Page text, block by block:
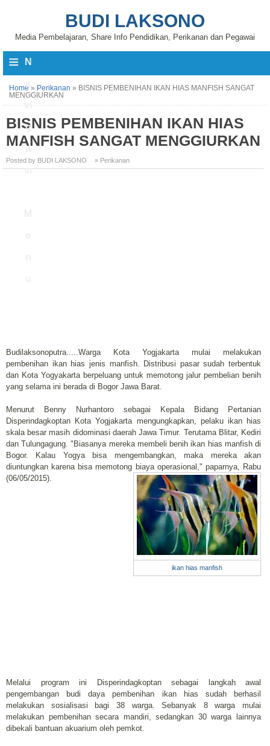
BUDI LAKSONO
Media Pembelajaran, Share Info Pendidikan, Perikanan dan Pegawai
≡ N
vi
g
a
si
Home » Perikanan » BISNIS PEMBENIHAN IKAN HIAS MANFISH SANGAT
MENGGIURKAN
BISNIS PEMBENIHAN IKAN HIAS
MANFISH SANGAT MENGGIURKAN
Posted by BUDI LAKSONO » Perikanan
Budilaksonoputra.....Warga Kota Yogjakarta mulai melakukan
pembenihan ikan hias jenis manfish. Distribusi pasar sudah terbentuk
dan Kota Yogyakarta berpeluang untuk memotong jalur pembelian benih
yang selama ini berada di Bogor Jawa Barat.
Menurut Benny Nurhantoro sebagai Kepala Bidang Pertanian
Disperindagkoptan Kota Yogjakarta mengungkapkan, pelaku ikan hias
skala besar masih didominasi daerah Jawa Timur. Terutama Blitar, Kediri
dan Tulungagung. "Biasanya mereka membeli benih ikan hias manfish di
Bogor. Kalau Yogya bisa mengembangkan, maka mereka akan
diuntungkan karena bisa memotong biaya operasional," paparnya, Rabu
(06/05/2015).
ikan hias manfish
Melalui program ini Disperindagkoptan sebagai langkah awal
pengembangan budi daya pembenihan ikan hias sudah berhasil
melakukan sosialisasi bagi 38 warga. Sebanyak 8 warga mulai
melakukan pembenihan secara mandiri, sedangkan 30 warga lainnya
dibekali bantuan akuarium oleh pemkot.